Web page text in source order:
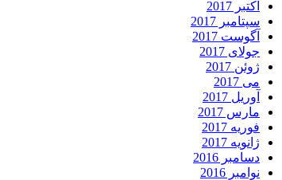
اکتبر 2017
سپتامبر 2017
آگوست 2017
جولای 2017
ژوئن 2017
می 2017
آوریل 2017
مارس 2017
فوریه 2017
ژانویه 2017
دسامبر 2016
نوامبر 2016